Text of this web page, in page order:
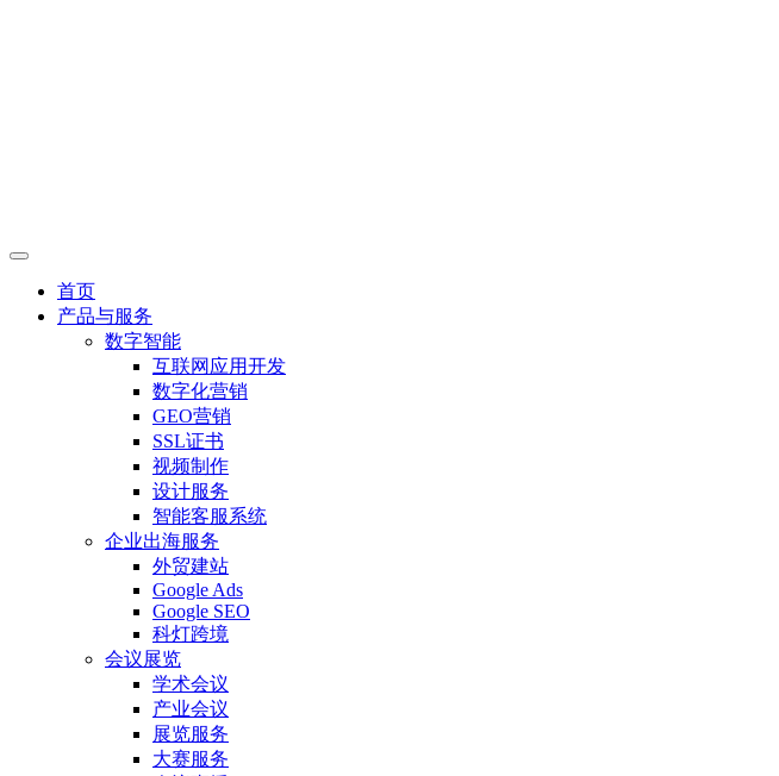
首页
产品与服务
数字智能
互联网应用开发
数字化营销
GEO营销
SSL证书
视频制作
设计服务
智能客服系统
企业出海服务
外贸建站
Google Ads
Google SEO
科灯跨境
会议展览
学术会议
产业会议
展览服务
大赛服务